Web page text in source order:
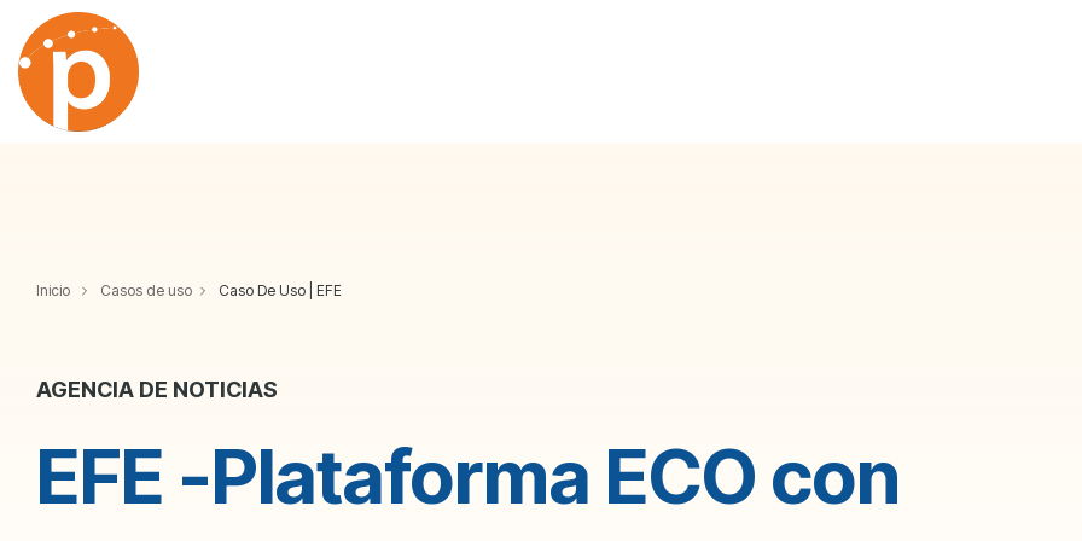
the
main
content.
Inicio Casos de uso Caso De Uso | EFE
AGENCIA DE NOTICIAS
EFE -Plataforma ECO con